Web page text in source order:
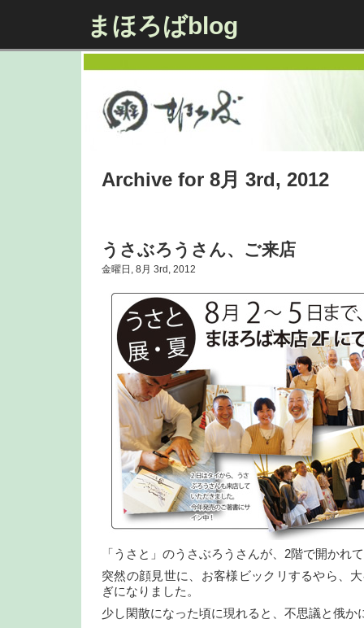
まほろばblog
Archive for 8月 3rd, 2012
うさぶろうさん、ご来店
金曜日, 8月 3rd, 2012
「うさと」のうさぶろうさんが、2階で開かれ
突然の顔見世に、お客様ビックリするやら、
ぎになりました。
少し閑散になった頃に現れると、不思議と俄か